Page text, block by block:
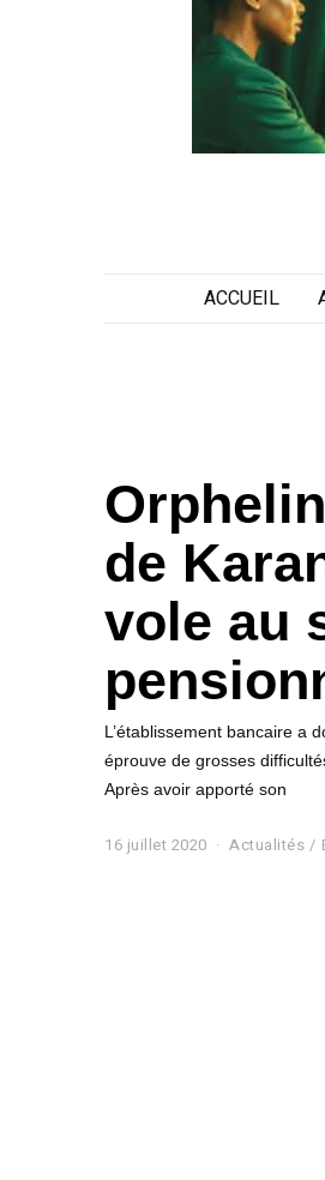
ACCUEIL
de
vole au
L’établissement bancaire a
éprouve de grosses
Après avoir apporté son
16 juillet 2020 Actualités /